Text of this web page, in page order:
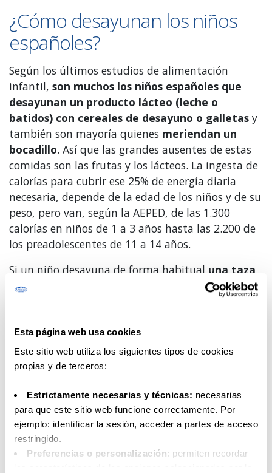
Esta página web usa cookies
Este sitio web utiliza los siguientes tipos de cookies
propias y de terceros:
Estrictamente necesarias y técnicas: necesarias
para que este sitio web funcione correctamente. Por
ejemplo: identificar la sesión, acceder a partes de acceso
restringido.
Preferencias o personalización: permiten recordar
¿Cómo desayunan los niños
españoles?
Según los últimos estudios de alimentación
infantil, son muchos los niños españoles que
desayunan un producto lácteo (leche o
batidos) con cereales de desayuno o galletas y
también son mayoría quienes meriendan un
bocadillo. Así que las grandes ausentes de estas
comidas son las frutas y los lácteos. La ingesta de
calorías para cubrir ese 25% de energía diaria
necesaria, depende de la edad de los niños y de su
peso, pero van, según la AEPED, de las 1.300
calorías en niños de 1 a 3 años hasta las 2.200 de
los preadolescentes de 11 a 14 años.
Si un niño desayuna de forma habitual una taza
de leche con cacao soluble, consume unas 194
. Si es con galletas, habría que sumar
superar fácilmente las 300 calorías con un
desayuno poco equilibrado, de baja densidad
nutricional y al que debería añadirse al menos
¿Y qué hay de la merienda?
La merienda no debería superar el 15% de la
ingesta energética diaria. En una dieta de 1.500